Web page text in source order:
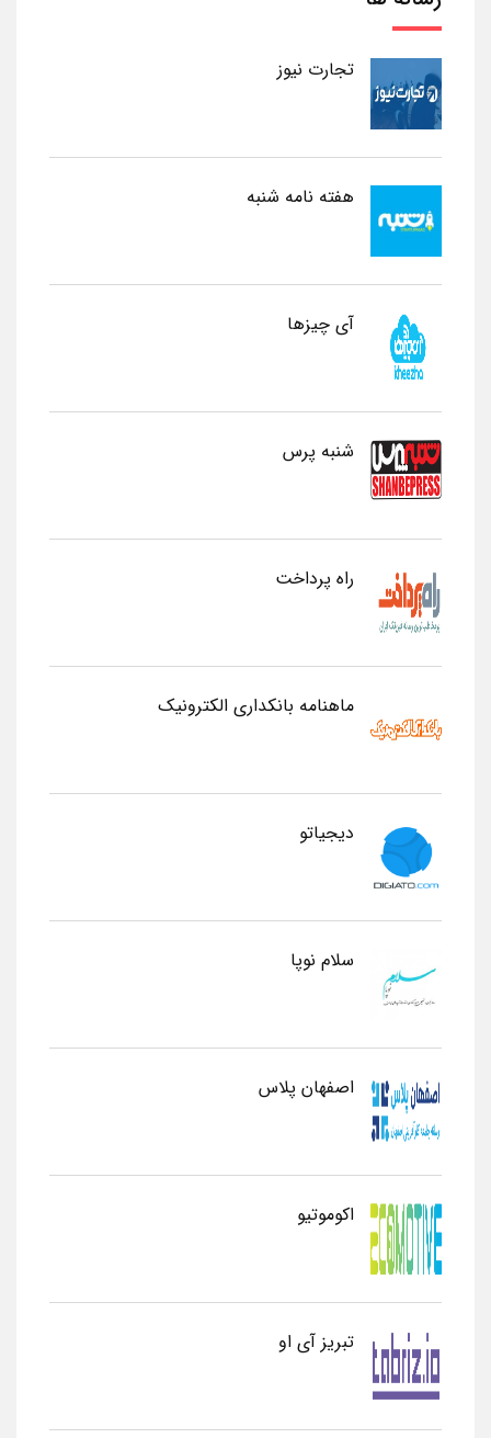
تجارت نیوز
هفته نامه شنبه
آی چیزها
شنبه پرس
راه پرداخت
ماهنامه بانکداری الکترونیک
دیجیاتو
سلام نوپا
اصفهان پلاس
اکوموتیو
تبریز آی او